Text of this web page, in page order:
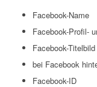
Facebook-Name
Facebook-Profil-
Facebook-Titelbild
bei Facebook
Facebook-ID